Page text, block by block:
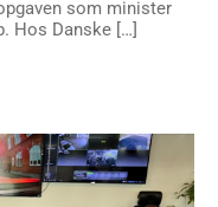
som minister
Hos Danske […]